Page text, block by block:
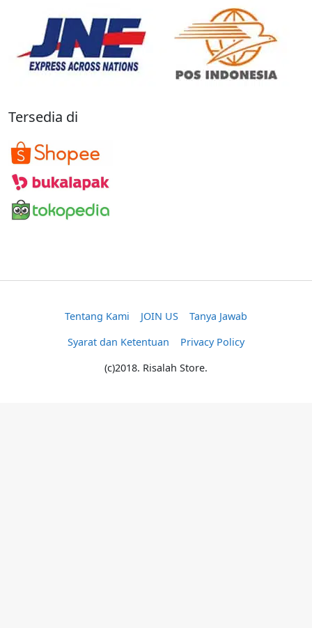
Tersedia di
Tentang Kami JOIN US
Tanya Jawab
Syarat dan Ketentuan
Privacy Policy
(c)2018. Risalah Store.